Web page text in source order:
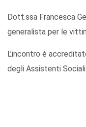
Dott.ssa Francesca
generalista per le
L’incontro è
degli Assistenti